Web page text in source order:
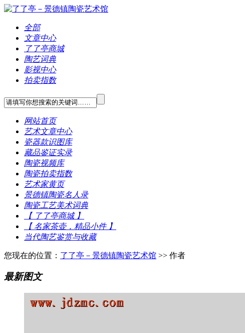
全部
文章中心
了了亭商城
陶艺词典
影视中心
拍卖指数
网站首页
艺术文章中心
瓷器款识图库
藏品鉴证实录
陶瓷视频库
陶瓷拍卖指数
艺术家黄页
景德镇陶瓷名人录
陶瓷工艺美术词典
【 了了亭商城 】
【 名家茶壶，精品小件 】
当代陶艺鉴赏与收藏
您现在的位置： 了了亭－景德镇陶瓷艺术馆 >> 作者
最新图文